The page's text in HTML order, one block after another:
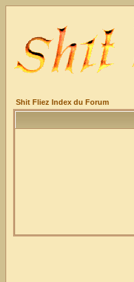
Shit Fliez Index du Forum